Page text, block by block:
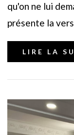
qu'on ne lui
présente la
LIRE LA